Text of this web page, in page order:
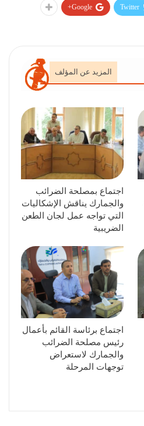
Twitter
Google+
المزيد عن المؤلف
اجتماع بمصلحة الضرائب
والجمارك يناقش الإشكاليات
التي تواجه عمل لجان الطعن
الضريبية
اجتماع برئاسة القائم بأعمال
رئيس مصلحة الضرائب
والجمارك لاستعراض
توجهات المرحلة